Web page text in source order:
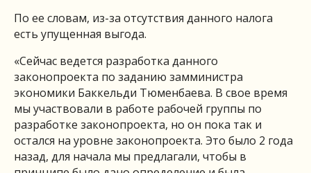
По ее словам, из-за отсутствия данного налога
есть упущенная выгода.
«Сейчас ведется разработка данного
законопроекта по заданию замминистра
экономики Баккельди Тюменбаева. В свое время
мы участвовали в работе рабочей группы по
разработке законопроекта, но он пока так и
остался на уровне законопроекта. Это было 2 года
назад, для начала мы предлагали, чтобы в